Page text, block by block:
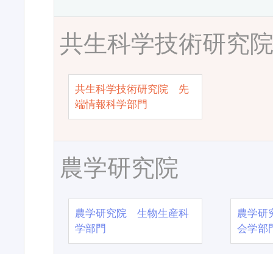
共生科学技術研究
共生科学技術研究院 先
端情報科学部門
農学研究院
農学研究院 生物生産科
学部門
農学
会学部